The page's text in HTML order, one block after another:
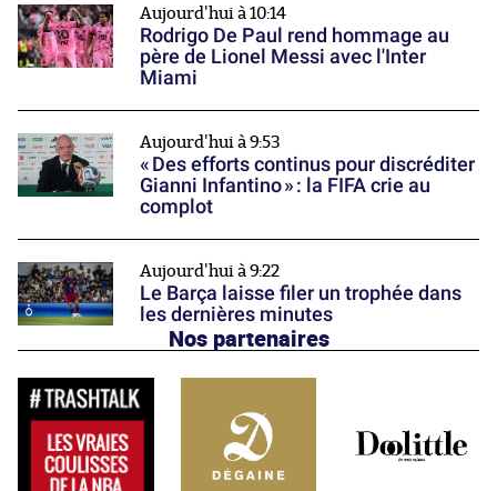
Aujourd'hui à 10:14
Rodrigo De Paul rend hommage au
père de Lionel Messi avec l'Inter
Miami
Aujourd'hui à 9:53
« Des efforts continus pour discréditer
Gianni Infantino » : la FIFA crie au
complot
Aujourd'hui à 9:22
Le Barça laisse filer un trophée dans
les dernières minutes
Nos partenaires